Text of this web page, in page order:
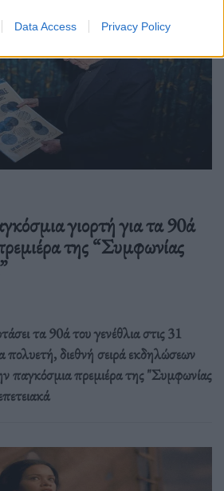
Data Access Privacy Policy
γιορτή για τα 90ά
της “Συμφωνίας
τα 90ά του γενέθλια στις 31
πολυετή, διεθνή σειρά εκδηλώσεων
παγκόσμια πρεμιέρα της "Συμφωνίας